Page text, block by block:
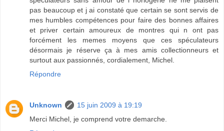
pas beaucoup et j ai constaté que certain se sont servis de
mes humbles compétences pour faire des bonnes affaires
et priver certain amoureux de montres qui n ont pas
forcément les memes moyens que ces spéculateurs
désormais je réserve ça à mes amis collectionneurs et
surtout aux passionnés, cordialement, Michel.
Répondre
Unknown
15 juin 2009 à 19:19
Merci Michel, je comprend votre demarche.